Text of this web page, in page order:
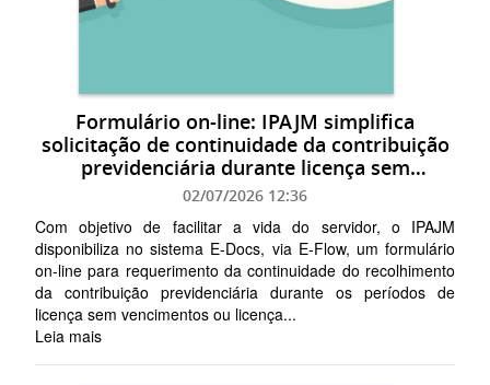
Formulário on-line: IPAJM simplifica
solicitação de continuidade da contribuição
previdenciária durante licença sem
vencimento
02/07/2026 12:36
Com objetivo de facilitar a vida do servidor, o IPAJM
disponibiliza no sistema E-Docs, via E-Flow, um formulário
on-line para requerimento da continuidade do recolhimento
da contribuição previdenciária durante os períodos de
licença sem vencimentos ou licença...
Leia mais